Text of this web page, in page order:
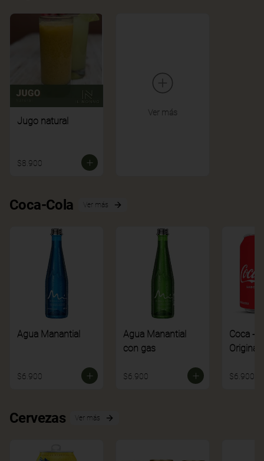
Jugo natural
$8.900
Ver más
Coca-Cola Ver más
Agua Manantial
$6.900
Agua Manantial
con gas
$6.900
Coca -
Original
$6.900
Cervezas Ver más